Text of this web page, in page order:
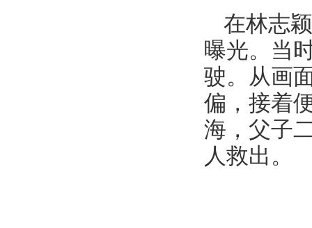
在林志
曝光。当
驶。从画
偏，接着
海，父子
人救出。